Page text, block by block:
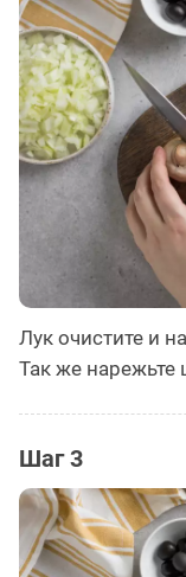
Лук очистите и
Так же
Шаг 3